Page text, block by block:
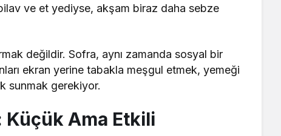
ve et yediyse, akşam biraz daha sebze
değildir. Sofra, aynı zamanda sosyal bir
ekran yerine tabakla meşgul etmek, yemeği
sunmak gerekiyor.
Ama Etkili